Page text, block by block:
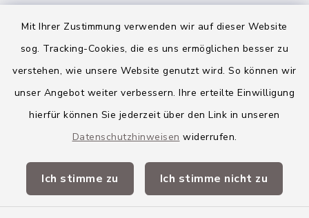
Mit Ihrer Zustimmung verwenden wir auf dieser Website
sog. Tracking-Cookies, die es uns ermöglichen besser zu
verstehen, wie unsere Website genutzt wird. So können wir
unser Angebot weiter verbessern. Ihre erteilte Einwilligung
hierfür können Sie jederzeit über den Link in unseren
Datenschutzhinweisen widerrufen.
Ich stimme zu Ich stimme nicht zu
Markt Altenstadt
Gemeinde Osterberg
VG Altenstadt
Landkreis Neu-Ulm